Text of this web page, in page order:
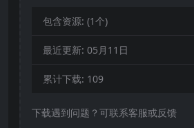
包含资源: (1个)
最近更新: 05月11日
累计下载: 109
下载遇到问题？可联系客服或反馈